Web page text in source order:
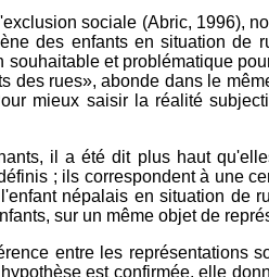
sociale (Abric, 1996),
des enfants en situation
et problématique
des rues», abonde dans le
mieux saisir la réalité
il a été dit plus haut
; ils correspondent à une
népalais en situation
sur un même objet de
entre les
est confirmée, elle